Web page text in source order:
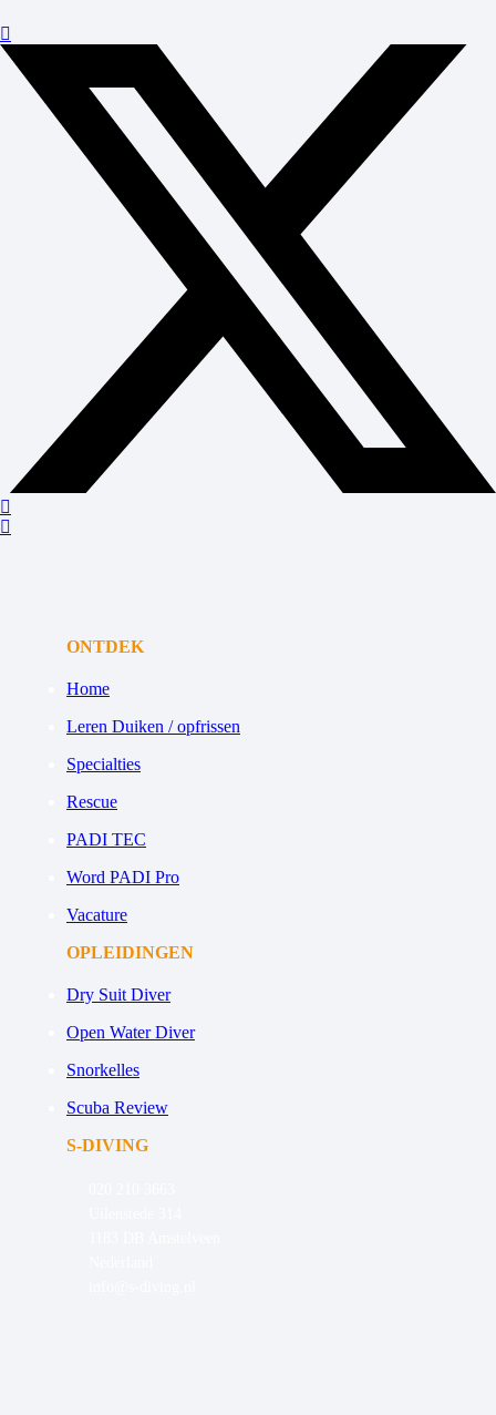
ONTDEK
Home
Leren Duiken / opfrissen
Specialties
Rescue
PADI TEC
Word PADI Pro
Vacature
OPLEIDINGEN
Dry Suit Diver
Open Water Diver
Snorkelles
Scuba Review
S-DIVING